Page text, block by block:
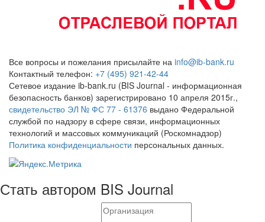
Все вопросы и пожелания присылайте на info@ib-bank.ru
Контактный телефон: +7 (495) 921-42-44
Сетевое издание ib-bank.ru (BIS Journal - информационная
безопасность банков) зарегистрировано 10 апреля 2015г.,
свидетельство ЭЛ № ФС 77 - 61376 выдано Федеральной
службой по надзору в сфере связи, информационных
технологий и массовых коммуникаций (Роскомнадзор)
Политика конфиденциальности персональных данных.
Стать автором BIS Journal